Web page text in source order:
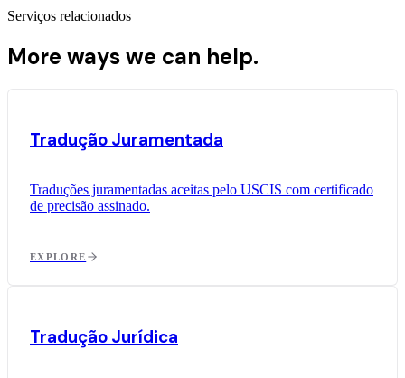
Serviços relacionados
More ways we can help.
Tradução Juramentada
Traduções juramentadas aceitas pelo USCIS com certificado
de precisão assinado.
EXPLORE
Tradução Jurídica